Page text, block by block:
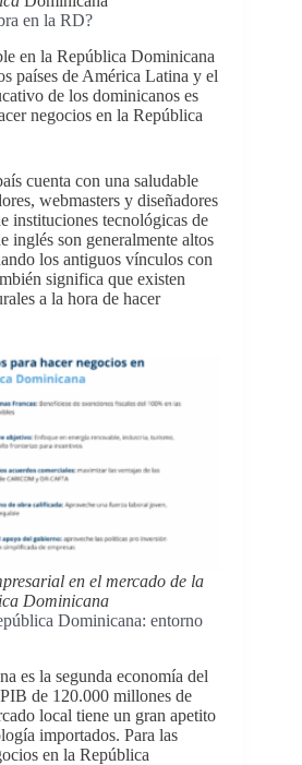
en la RD?
en la República Dominicana
países de América Latina y el
de los dominicanos es
negocios en la República
cuenta con una saludable
webmasters y diseñadores
instituciones tecnológicas de
inglés son generalmente altos
los antiguos vínculos con
significa que existen
a la hora de hacer
en el mercado de la
Dominicana
Dominicana: entorno
es la segunda economía del
de 120.000 millones de
local tiene un gran apetito
importados. Para las
en la República